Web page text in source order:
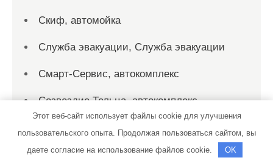
Скиф, автомойка
Служба эвакуации, Служба эвакуации
Смарт-Сервис, автокомплекс
Созвездие Тельца, автокомплекс
СТО на Мельничной
Этот веб-сайт использует файлы cookie для улучшения
пользовательского опыта. Продолжая пользоваться сайтом, вы
даете согласие на использование файлов cookie.
OK